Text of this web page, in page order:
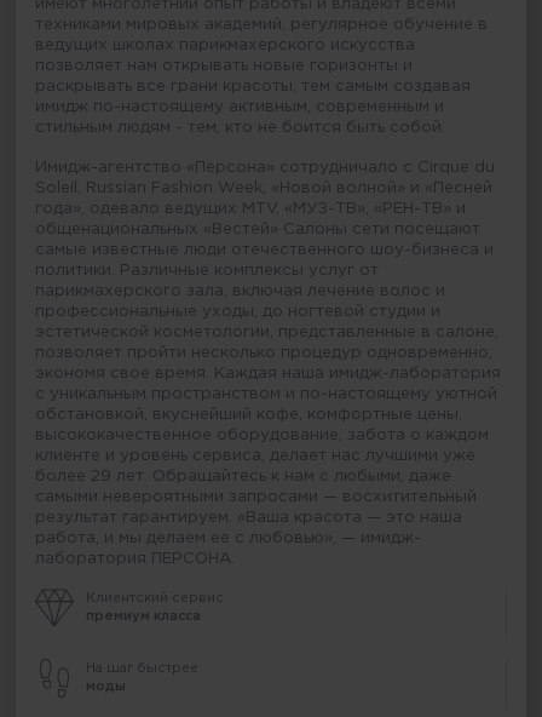
имеют многолетний опыт работы и владеют всеми
техниками мировых академий, регулярное обучение в
ведущих школах парикмахерского искусства
позволяет нам открывать новые горизонты и
раскрывать все грани красоты, тем самым создавая
имидж по-настоящему активным, современным и
стильным людям - тем, кто не боится быть собой.
Имидж-агентство «Персона» сотрудничало с Cirque du
Soleil, Russian Fashion Week, «Новой волной» и «Песней
года», одевало ведущих MTV, «МУЗ-ТВ», «РЕН-ТВ» и
общенациональных «Вестей» Салоны сети посещают
самые известные люди отечественного шоу-бизнеса и
политики. Различные комплексы услуг от
парикмахерского зала, включая лечение волос и
профессиональные уходы, до ногтевой студии и
эстетической косметологии, представленные в салоне,
позволяет пройти несколько процедур одновременно,
экономя свое время. Каждая наша имидж-лаборатория
с уникальным пространством и по-настоящему уютной
обстановкой, вкуснейший кофе, комфортные цены,
высококачественное оборудование, забота о каждом
клиенте и уровень сервиса, делает нас лучшими уже
более 29 лет. Обращайтесь к нам с любыми, даже
самыми невероятными запросами — восхитительный
результат гарантируем. «Ваша красота — это наша
работа, и мы делаем ее с любовью», — имидж-
лаборатория ПЕРСОНА.
Клиентский сервис
премиум класса
На шаг быстрее
моды